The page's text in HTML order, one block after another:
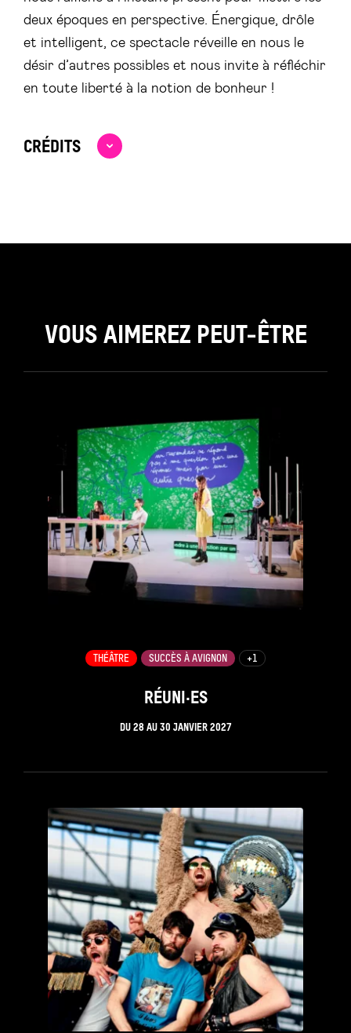
deux époques en perspective. Énergique, drôle
et intelligent, ce spectacle réveille en nous le
désir d’autres possibles et nous invite à réfléchir
en toute liberté à la notion de bonheur !
CRÉDITS
VOUS AIMEREZ PEUT-ÊTRE
RÉUNI·ES
DU 28AU 30 JANVIER 2027
THÉÂTRE SUCCÈS À AVIGNON +1